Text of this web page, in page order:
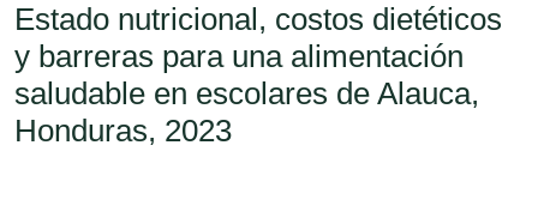
Estado nutricional, costos dietéticos
y barreras para una alimentación
saludable en escolares de Alauca,
Honduras, 2023